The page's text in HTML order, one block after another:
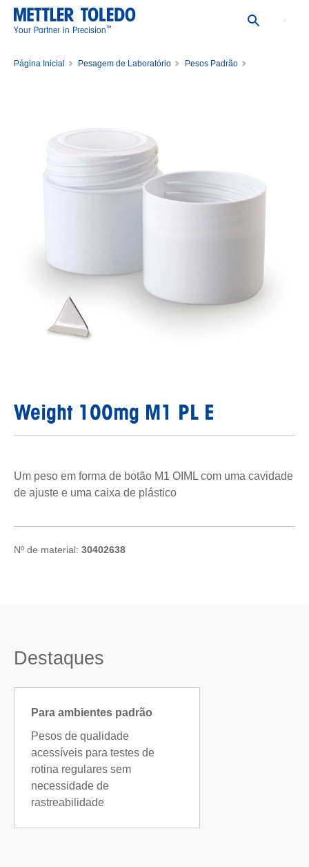
Your Partner in Precision™
Página Inicial Pesagem de Laboratório
Pesos Padrão
Weight 100mg M1 PL E
Um peso em forma de botão M1 OIML com uma cavidade
de ajuste e uma caixa de plástico
Nº de material: 30402638
Destaques
Para ambientes padrão
Pesos de qualidade
acessíveis para testes de
rotina regulares sem
necessidade de
rastreabilidade